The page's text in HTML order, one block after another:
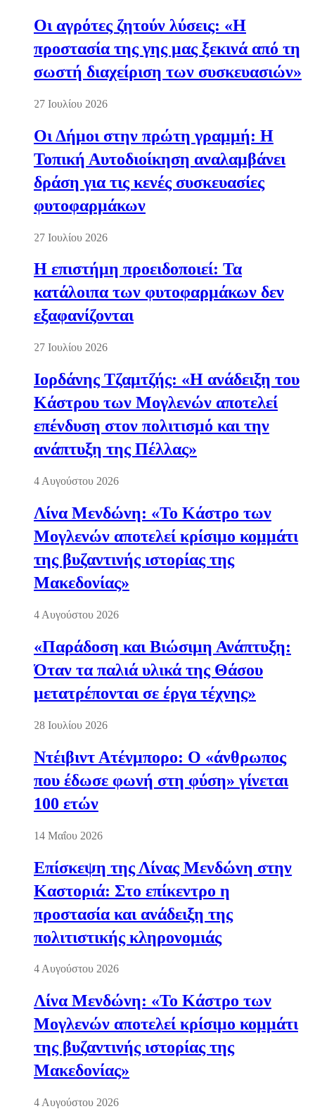
Οι αγρότες ζητούν λύσεις: «Η
προστασία της γης μας ξεκινά από τη
σωστή διαχείριση των συσκευασιών»
27 Ιουλίου 2026
Οι Δήμοι στην πρώτη γραμμή: Η
Τοπική Αυτοδιοίκηση αναλαμβάνει
δράση για τις κενές συσκευασίες
φυτοφαρμάκων
27 Ιουλίου 2026
Η επιστήμη προειδοποιεί: Τα
κατάλοιπα των φυτοφαρμάκων δεν
εξαφανίζονται
27 Ιουλίου 2026
Ιορδάνης Τζαμτζής: «Η ανάδειξη του
Κάστρου των Μογλενών αποτελεί
επένδυση στον πολιτισμό και την
ανάπτυξη της Πέλλας»
4 Αυγούστου 2026
Λίνα Μενδώνη: «Το Κάστρο των
Μογλενών αποτελεί κρίσιμο κομμάτι
της βυζαντινής ιστορίας της
Μακεδονίας»
4 Αυγούστου 2026
«Παράδοση και Βιώσιμη Ανάπτυξη:
Όταν τα παλιά υλικά της Θάσου
μετατρέπονται σε έργα τέχνης»
28 Ιουλίου 2026
Ντέιβιντ Ατένμπορο: Ο «άνθρωπος
που έδωσε φωνή στη φύση» γίνεται
100 ετών
14 Μαΐου 2026
Επίσκεψη της Λίνας Μενδώνη στην
Καστοριά: Στο επίκεντρο η
προστασία και ανάδειξη της
πολιτιστικής κληρονομιάς
4 Αυγούστου 2026
Λίνα Μενδώνη: «Το Κάστρο των
Μογλενών αποτελεί κρίσιμο κομμάτι
της βυζαντινής ιστορίας της
Μακεδονίας»
4 Αυγούστου 2026